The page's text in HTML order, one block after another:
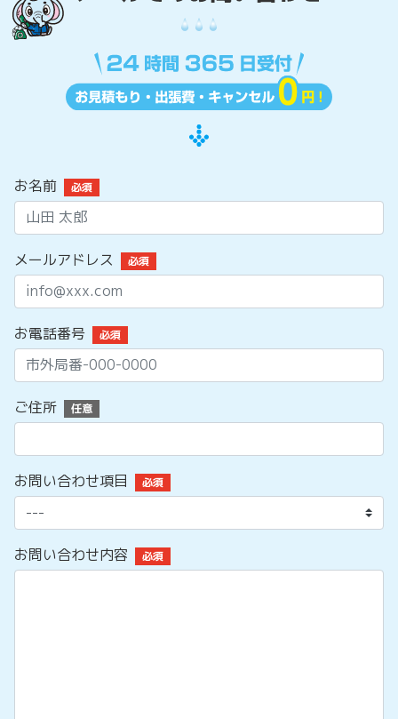
お名前 必須
メールアドレス 必須
お電話番号 必須
ご住所 任意
お問い合わせ項目 必須
お問い合わせ内容 必須